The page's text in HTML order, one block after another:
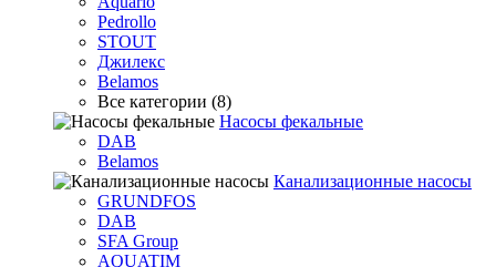
Pedrollo
STOUT
Джилекс
Belamos
Все категории (8)
Насосы фекальные
DAB
Belamos
Канализационные насосы
GRUNDFOS
DAB
SFA Group
AQUATIM